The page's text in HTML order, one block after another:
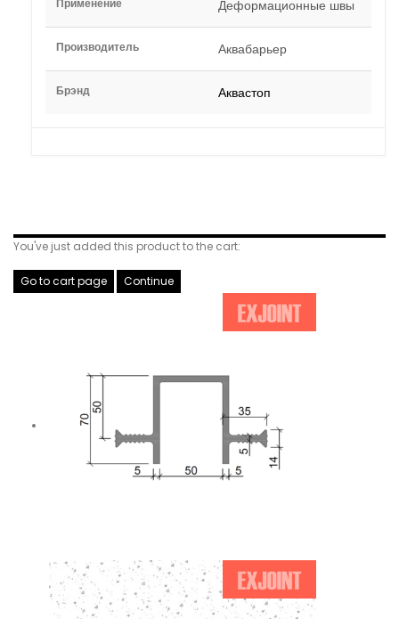
Применение Деформационные швы
Производитель Аквабарьер
Брэнд Аквастоп
You've just added this product to the cart:
Go to cart page Continue